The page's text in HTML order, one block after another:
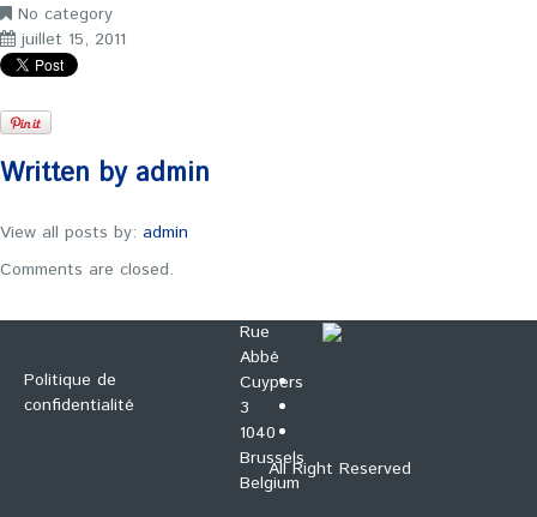
No category
juillet 15, 2011
Written by admin
View all posts by: admin
Comments are closed.
All Right Reserved
Politique de
confidentialité
Rue
Abbé
Cuypers
3
1040
Brussels
Belgium